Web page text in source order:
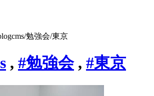
勉強会/東京
, #勉強会, #東京